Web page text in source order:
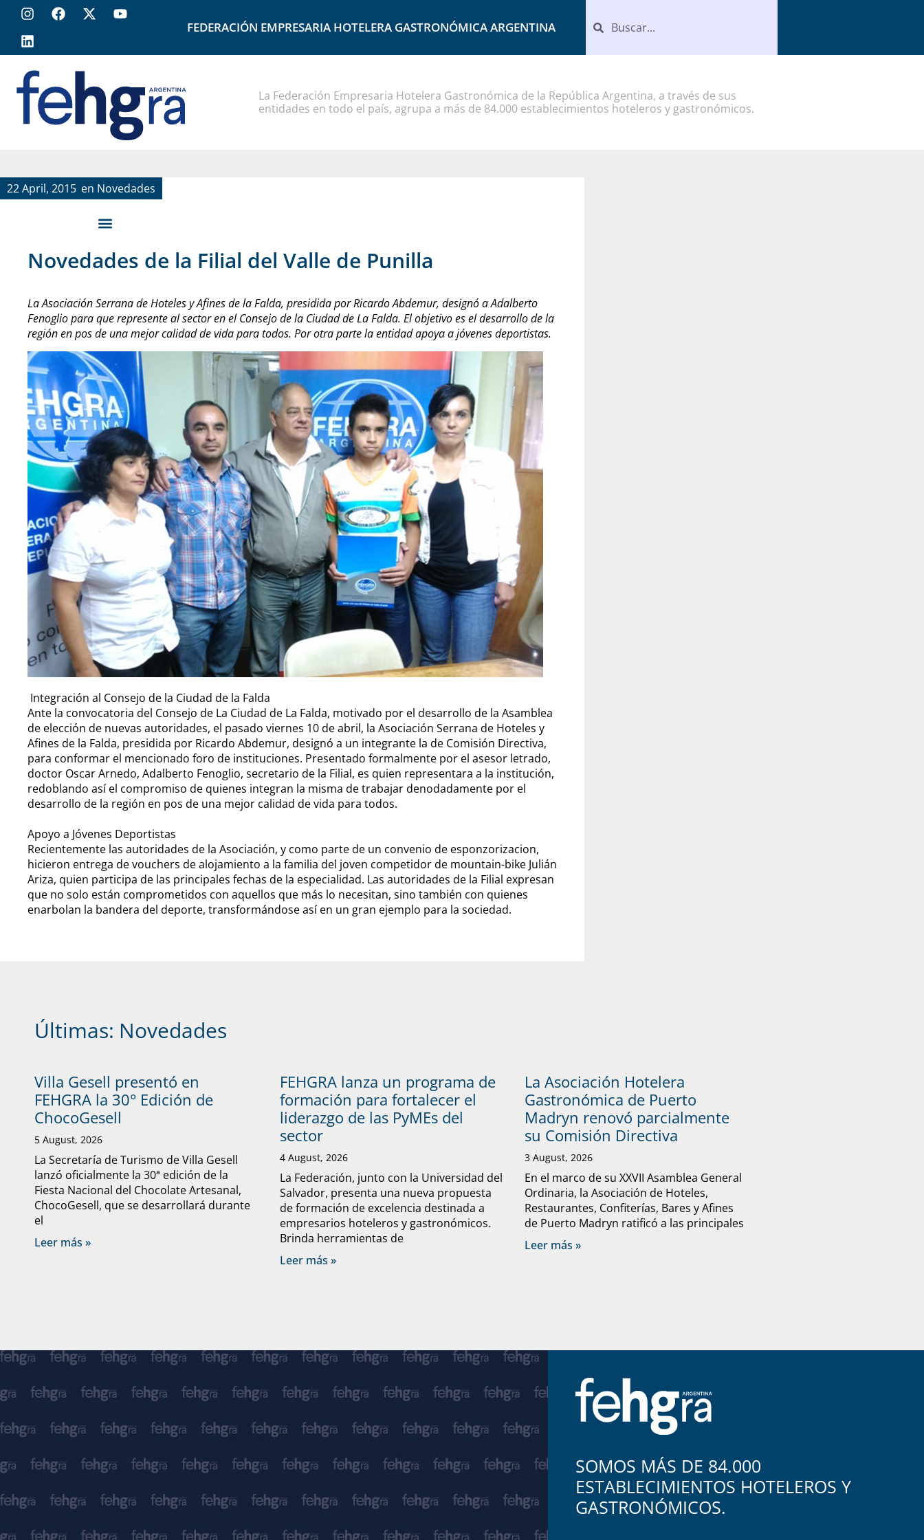
FEDERACIÓN EMPRESARIA HOTELERA GASTRONÓMICA ARGENTINA
La Federación Empresaria Hotelera Gastronómica de la República Argentina, a través de sus
entidades en todo el país, agrupa a más de 84.000 establecimientos hoteleros y gastronómicos.
22 April, 2015 en Novedades
Novedades de la Filial del Valle de Punilla
La Asociación Serrana de Hoteles y Afines de la Falda, presidida por Ricardo Abdemur, designó a Adalberto
Fenoglio para que represente al sector en el Consejo de la Ciudad de La Falda. El objetivo es el desarrollo de la
región en pos de una mejor calidad de vida para todos. Por otra parte la entidad apoya a jóvenes deportistas.
Integración al Consejo de la Ciudad de la Falda
Ante la convocatoria del Consejo de La Ciudad de La Falda, motivado por el desarrollo de la Asamblea
de elección de nuevas autoridades, el pasado viernes 10 de abril, la Asociación Serrana de Hoteles y
Afines de la Falda, presidida por Ricardo Abdemur, designó a un integrante la de Comisión Directiva,
para conformar el mencionado foro de instituciones. Presentado formalmente por el asesor letrado,
doctor Oscar Arnedo, Adalberto Fenoglio, secretario de la Filial, es quien representara a la institución,
redoblando así el compromiso de quienes integran la misma de trabajar denodadamente por el
desarrollo de la región en pos de una mejor calidad de vida para todos.
Apoyo a Jóvenes Deportistas
Recientemente las autoridades de la Asociación, y como parte de un convenio de esponzorizacion,
hicieron entrega de vouchers de alojamiento a la familia del joven competidor de mountain-bike Julián
Ariza, quien participa de las principales fechas de la especialidad. Las autoridades de la Filial expresan
que no solo están comprometidos con aquellos que más lo necesitan, sino también con quienes
enarbolan la bandera del deporte, transformándose así en un gran ejemplo para la sociedad.
Últimas: Novedades
Villa Gesell presentó en
FEHGRA la 30° Edición de
ChocoGesell
5 August, 2026
La Secretaría de Turismo de Villa Gesell
lanzó oficialmente la 30ª edición de la
Fiesta Nacional del Chocolate Artesanal,
ChocoGesell, que se desarrollará durante
el
Leer más »
FEHGRA lanza un programa de
formación para fortalecer el
liderazgo de las PyMEs del
sector
4 August, 2026
La Federación, junto con la Universidad del
Salvador, presenta una nueva propuesta
de formación de excelencia destinada a
empresarios hoteleros y gastronómicos.
Brinda herramientas de
Leer más »
La Asociación Hotelera
Gastronómica de Puerto
Madryn renovó parcialmente
su Comisión Directiva
3 August, 2026
En el marco de su XXVII Asamblea General
Ordinaria, la Asociación de Hoteles,
Restaurantes, Confiterías, Bares y Afines
de Puerto Madryn ratificó a las principales
Leer más »
SOMOS MÁS DE 84.000
ESTABLECIMIENTOS HOTELEROS Y
GASTRONÓMICOS.